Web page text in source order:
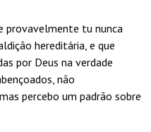
provavelmente tu nunca
hereditária, e que
por Deus na verdade
não
percebo um padrão sobre